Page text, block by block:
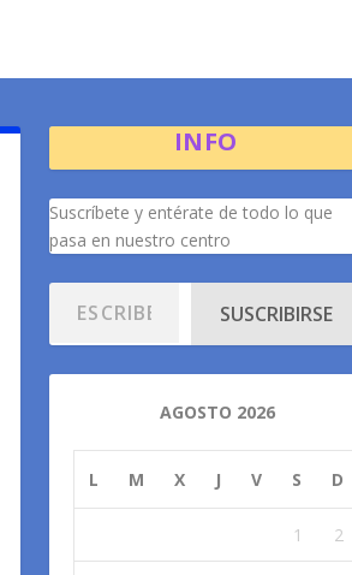
INFO
Suscríbete y entérate de todo lo que
pasa en nuestro centro
SUSCRIBIRSE
AGOSTO 2026
L M X J V S D
1 2